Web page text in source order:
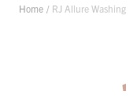
Home / RJ Allure